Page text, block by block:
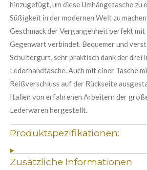
e
hinzugefügt, um diese Umhängetasche zu
Süßigkeit in der modernen Welt zu
Geschmack der Vergangenheit perfekt
Gegenwart verbindet. Bequemer und
Schultergurt, sehr praktisch dank der drei
Lederhandtasche. Auch mit einer Tasche
Reißverschluss auf der Rückseite
Italien von erfahrenen Arbeitern der
Lederwaren hergestellt.
Produktspezifikationen:
Zusätzliche Informationen